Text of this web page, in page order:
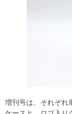
増刊号は、それぞれ